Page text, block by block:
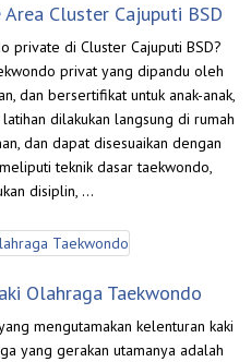
Cluster Cajuputi BSD
private di Cluster Cajuputi BSD?
privat yang dipandu oleh
dan bersertifikat untuk anak-anak,
dilakukan langsung di rumah
dan dapat disesuaikan dengan
teknik dasar taekwondo,
disiplin, …
Olahraga Taekwondo
mengutamakan kelenturan kaki
yang gerakan utamanya adalah